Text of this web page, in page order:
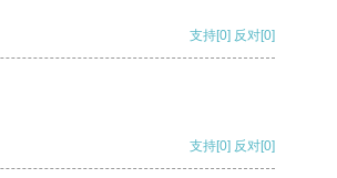
支持[0] 反对[0]
支持[0] 反对[0]